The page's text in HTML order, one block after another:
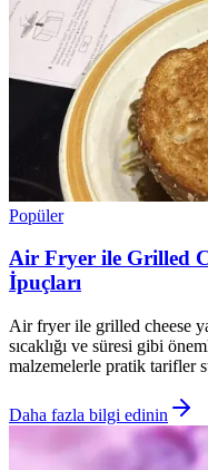
Popüler
Air Fryer ile Grilled
İpuçları
Air fryer ile grilled cheese
sıcaklığı ve süresi gibi
malzemelerle pratik tarifler
Daha fazla bilgi edinin